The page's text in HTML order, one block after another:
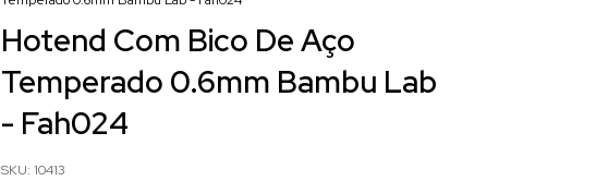
Hotend Com Bico De Aço
Temperado 0.6mm Bambu Lab
- Fah024
SKU: 10413